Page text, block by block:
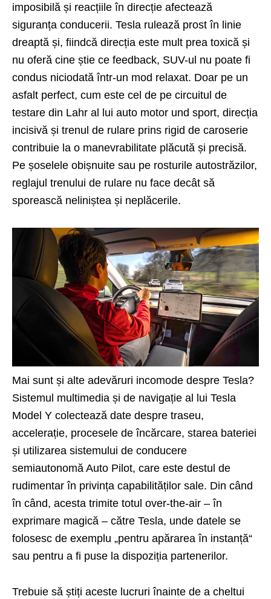
imposibilă și reacțiile în direcție afectează
siguranța conducerii. Tesla rulează prost în linie
dreaptă și, fiindcă direcția este mult prea toxică și
nu oferă cine știe ce feedback, SUV-ul nu poate fi
condus niciodată într-un mod relaxat. Doar pe un
asfalt perfect, cum este cel de pe circuitul de
testare din Lahr al lui auto motor und sport, direcția
incisivă și trenul de rulare prins rigid de caroserie
contribuie la o manevrabilitate plăcută și precisă.
Pe șoselele obișnuite sau pe rosturile autostrăzilor,
reglajul trenului de rulare nu face decât să
sporească neliniștea și neplăcerile.
Mai sunt și alte adevăruri incomode despre Tesla?
Sistemul multimedia și de navigație al lui Tesla
Model Y colectează date despre traseu,
accelerație, procesele de încărcare, starea bateriei
și utilizarea sistemului de conducere
semiautonomă Auto Pilot, care este destul de
rudimentar în privința capabilităților sale. Din când
în când, acesta trimite totul over-the-air – în
exprimare magică – către Tesla, unde datele se
folosesc de exemplu „pentru apărarea în instanță“
sau pentru a fi puse la dispoziția partenerilor.
Trebuie să știți aceste lucruri înainte de a cheltui